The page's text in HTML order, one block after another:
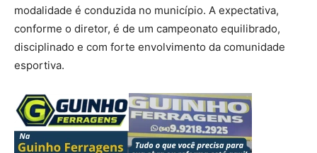
modalidade é conduzida no município. A expectativa,
conforme o diretor, é de um campeonato equilibrado,
disciplinado e com forte envolvimento da comunidade
esportiva.